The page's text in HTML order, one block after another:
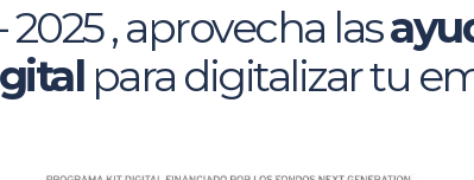
, aprovecha las
para digitalizar tu